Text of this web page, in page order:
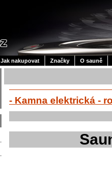
Jak nakupovat Značky O sauně
- Kamna elektrická -